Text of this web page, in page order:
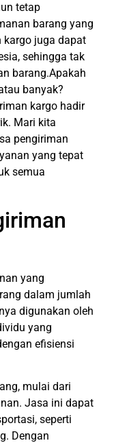
tetap
barang yang
kargo juga dapat
sehingga tak
barang.Apakah
banyak?
kargo hadir
Mari kita
pengiriman
yang tepat
semua
yang
dalam jumlah
digunakan oleh
yang
efisiensi
mulai dari
Jasa ini dapat
seperti
Dengan